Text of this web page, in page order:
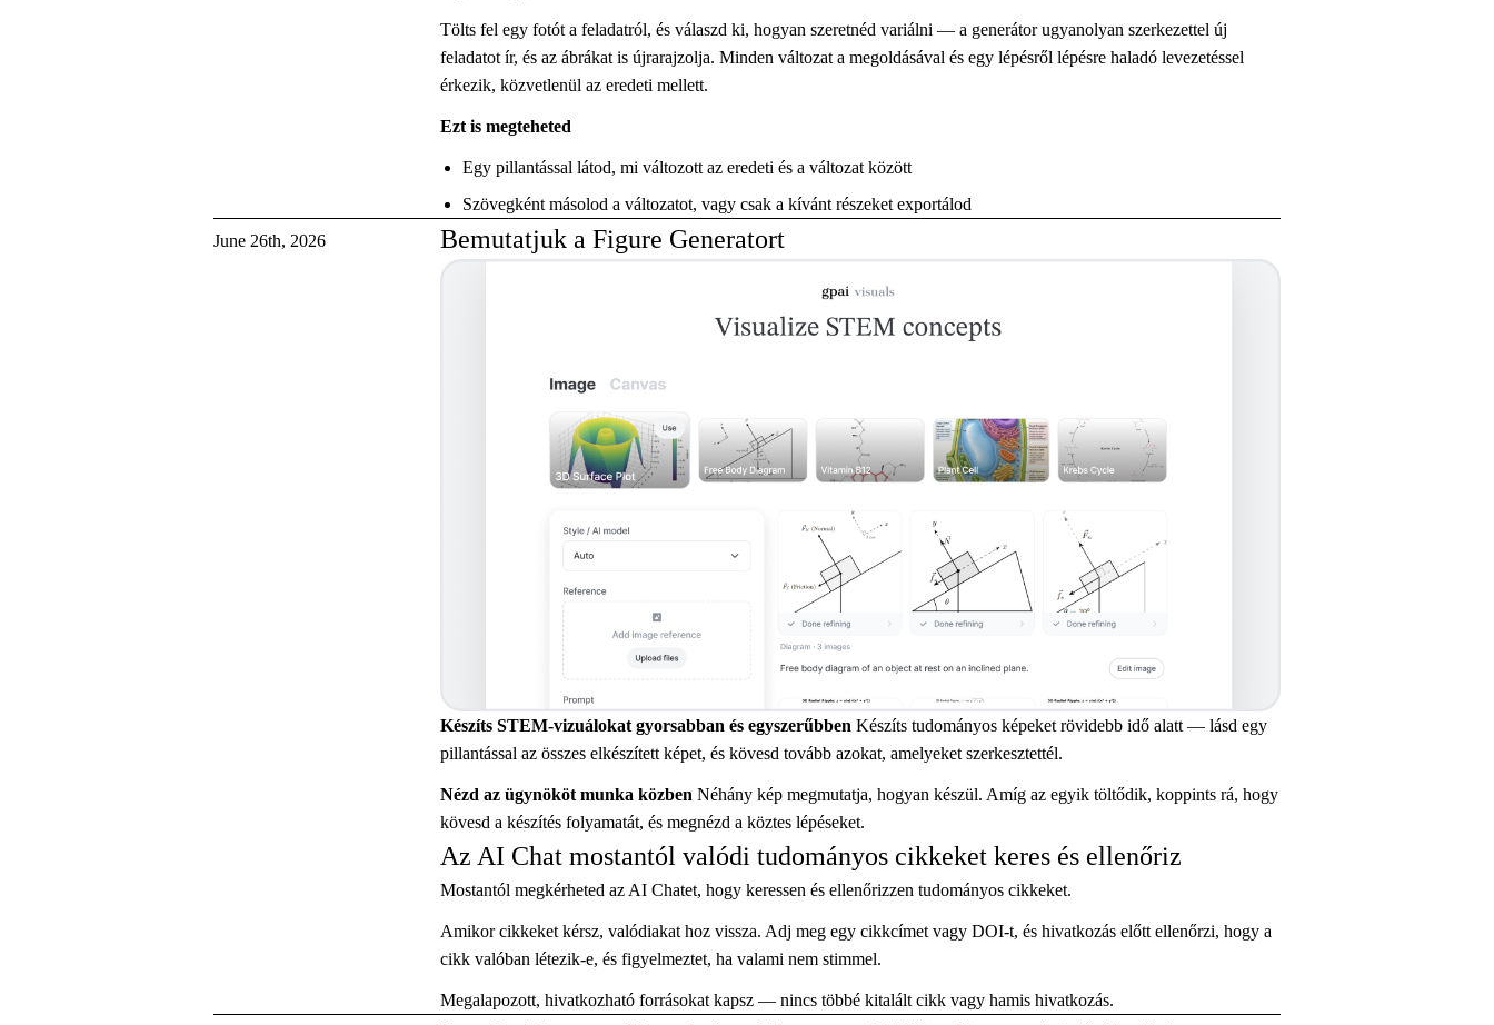
Tölts fel egy fotót a feladatról, és válaszd ki, hogyan szeretnéd variálni — a generátor ugyanolyan szerkezettel új
feladatot ír, és az ábrákat is újrarajzolja. Minden változat a megoldásával és egy lépésről lépésre haladó levezetéssel
érkezik, közvetlenül az eredeti mellett.
Ezt is megteheted
Egy pillantással látod, mi változott az eredeti és a változat között
Szövegként másolod a változatot, vagy csak a kívánt részeket exportálod
June 26th, 2026
Bemutatjuk a Figure Generatort
Készíts STEM-vizuálokat gyorsabban és egyszerűbben Készíts tudományos képeket rövidebb idő alatt — lásd egy
pillantással az összes elkészített képet, és kövesd tovább azokat, amelyeket szerkesztettél.
Nézd az ügynököt munka közben Néhány kép megmutatja, hogyan készül. Amíg az egyik töltődik, koppints rá, hogy
kövesd a készítés folyamatát, és megnézd a köztes lépéseket.
Az AI Chat mostantól valódi tudományos cikkeket keres és ellenőriz
Mostantól megkérheted az AI Chatet, hogy keressen és ellenőrizzen tudományos cikkeket.
Amikor cikkeket kérsz, valódiakat hoz vissza. Adj meg egy cikkcímet vagy DOI-t, és hivatkozás előtt ellenőrzi, hogy a
cikk valóban létezik-e, és figyelmeztet, ha valami nem stimmel.
Megalapozott, hivatkozható forrásokat kapsz — nincs többé kitalált cikk vagy hamis hivatkozás.